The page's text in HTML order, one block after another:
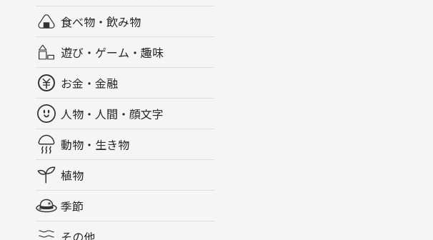
食べ物・飲み物
遊び・ゲーム・趣味
お金・金融
人物・人間・顔文字
動物・生き物
植物
季節
その他